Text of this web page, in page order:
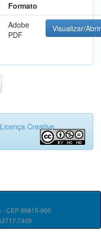
Formato
Adobe
PDF
Visualizar/Abrir
Licença Creative
- CEP 96815-900